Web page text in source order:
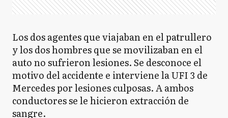
Los dos agentes que viajaban en el patrullero
y los dos hombres que se movilizaban en el
auto no sufrieron lesiones. Se desconoce el
motivo del accidente e interviene la UFI 3 de
Mercedes por lesiones culposas. A ambos
conductores se le hicieron extracción de
sangre.